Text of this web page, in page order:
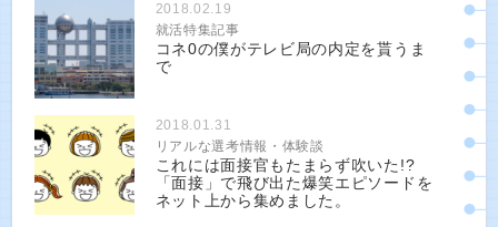
2018.02.19
就活特集記事
コネ0の僕がテレビ局の内定を貰うま
で
2018.01.31
リアルな選考情報・体験談
これには面接官もたまらず吹いた!?
「面接」で飛び出た爆笑エピソードを
ネット上から集めました。